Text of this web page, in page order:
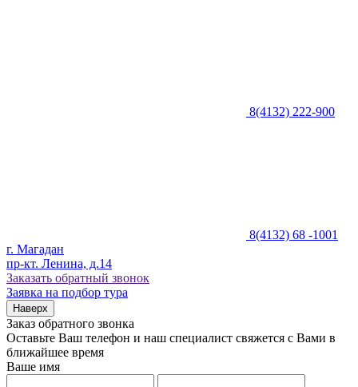
8(4132) 222-900
8(4132) 68 -1001
г. Магадан
пр-кт. Ленина, д.14
Заказать обратный звонок
Заявка на подбор тура
Наверх
Заказ обратного звонка
Оставьте Ваш телефон и наш специалист свяжется с Вами в
ближайшее время
Ваше имя